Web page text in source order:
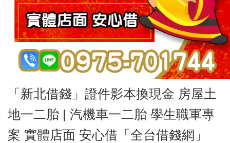
「新北借錢」證件影本換現金 房屋土
地一二胎 | 汽機車一二胎 學生職軍專
案 實體店面 安心借「全台借錢網」